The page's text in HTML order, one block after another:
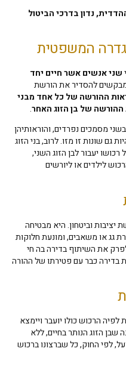
נדון בדרכי הביטול
המשפטית
אנשים אשר חיים יחד
להסדיר את הורשת
ההורשה של כל אחד מבני
של בן הזוג האחר.
מסמכים נפרדים, והוראותיהן
גם שונות זו מזו. לרוב, בני הזוג
יעבור לבן הזוג השני,
לילדים או ליורשים
וביטחון. היא מבטיחה
גג או משאבים, ומונעת חלוקות
את השיתוף בדירה בה חי
בדירה כבר עם פטירתו של ההורה
הרכוש כולו יועבר ויימצא
שבן הזוג הנותר בחיים, ללא
לפי החוק, כל שברצונו ברכוש